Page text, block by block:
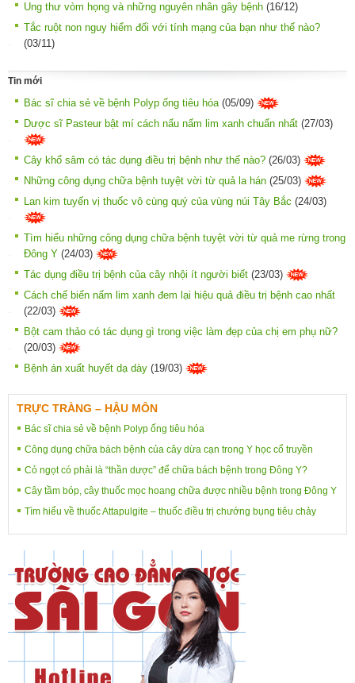
Ung thư vòm họng và những nguyên nhân gây bệnh (16/12)
Tắc ruột non nguy hiểm đối với tính mạng của bạn như thế nào?
(03/11)
Tin mới
Bác sĩ chia sẻ về bệnh Polyp ống tiêu hóa (05/09)
Dược sĩ Pasteur bật mí cách nấu nấm lim xanh chuẩn nhất (27/03)
Cây khổ sâm có tác dụng điều trị bệnh như thế nào? (26/03)
Những công dụng chữa bệnh tuyệt vời từ quả la hán (25/03)
Lan kim tuyến vị thuốc vô cùng quý của vùng núi Tây Bắc (24/03)
Tìm hiểu những công dụng chữa bệnh tuyệt vời từ quả me rừng trong
Đông Y (24/03)
Tác dụng điều trị bệnh của cây nhội ít người biết (23/03)
Cách chế biến nấm lim xanh đem lại hiệu quả điều trị bệnh cao nhất
(22/03)
Bột cam thảo có tác dụng gì trong việc làm đẹp của chị em phụ nữ?
(20/03)
Bệnh án xuất huyết dạ dày (19/03)
TRỰC TRÀNG – HẬU MÔN
Bác sĩ chia sẻ về bệnh Polyp ống tiêu hóa
Công dụng chữa bách bệnh của cây dừa cạn trong Y học cổ truyền
Cỏ ngọt có phải là “thần dược” để chữa bách bệnh trong Đông Y?
Cây tầm bóp, cây thuốc mọc hoang chữa được nhiều bệnh trong Đông Y
Tìm hiểu về thuốc Attapulgite – thuốc điều trị chướng bụng tiêu chảy